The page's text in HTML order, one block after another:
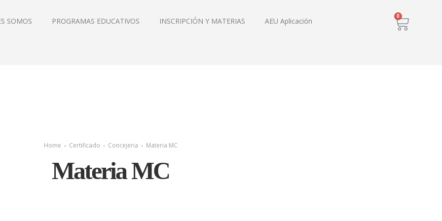
SOMOS PROGRAMAS EDUCATIVOS INSCRIPCIÓN Y MATERIAS AEU Aplicación
0
Home Certificado Concejeria Materia MC
Materia MC